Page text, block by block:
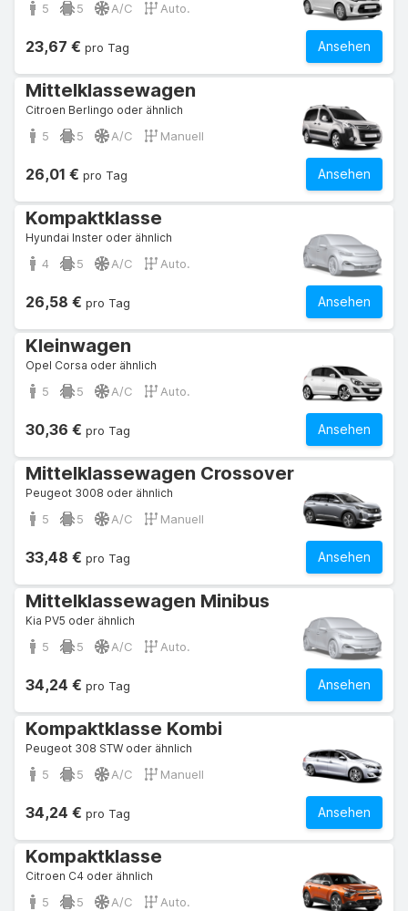
5 5 A/C Auto.
Ansehen
23,67 € pro Tag
Mittelklassewagen
Citroen Berlingo oder ähnlich
5 5 A/C Manuell
Ansehen
26,01 € pro Tag
Kompaktklasse
Hyundai Inster oder ähnlich
4 5 A/C Auto.
Ansehen
26,58 € pro Tag
Kleinwagen
Opel Corsa oder ähnlich
5 5 A/C Auto.
Ansehen
30,36 € pro Tag
Mittelklassewagen Crossover
Peugeot 3008 oder ähnlich
5 5 A/C Manuell
Ansehen
33,48 € pro Tag
Mittelklassewagen Minibus
Kia PV5 oder ähnlich
5 5 A/C Auto.
Ansehen
34,24 € pro Tag
Kompaktklasse Kombi
Peugeot 308 STW oder ähnlich
5 5 A/C Manuell
Ansehen
34,24 € pro Tag
Kompaktklasse
Citroen C4 oder ähnlich
5 5 A/C Auto.